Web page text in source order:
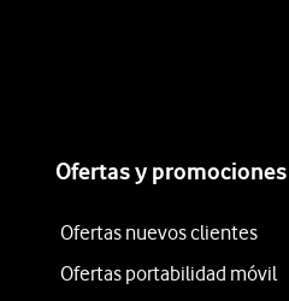
Ofertas y promociones
Ofertas nuevos clientes
Ofertas portabilidad móvil